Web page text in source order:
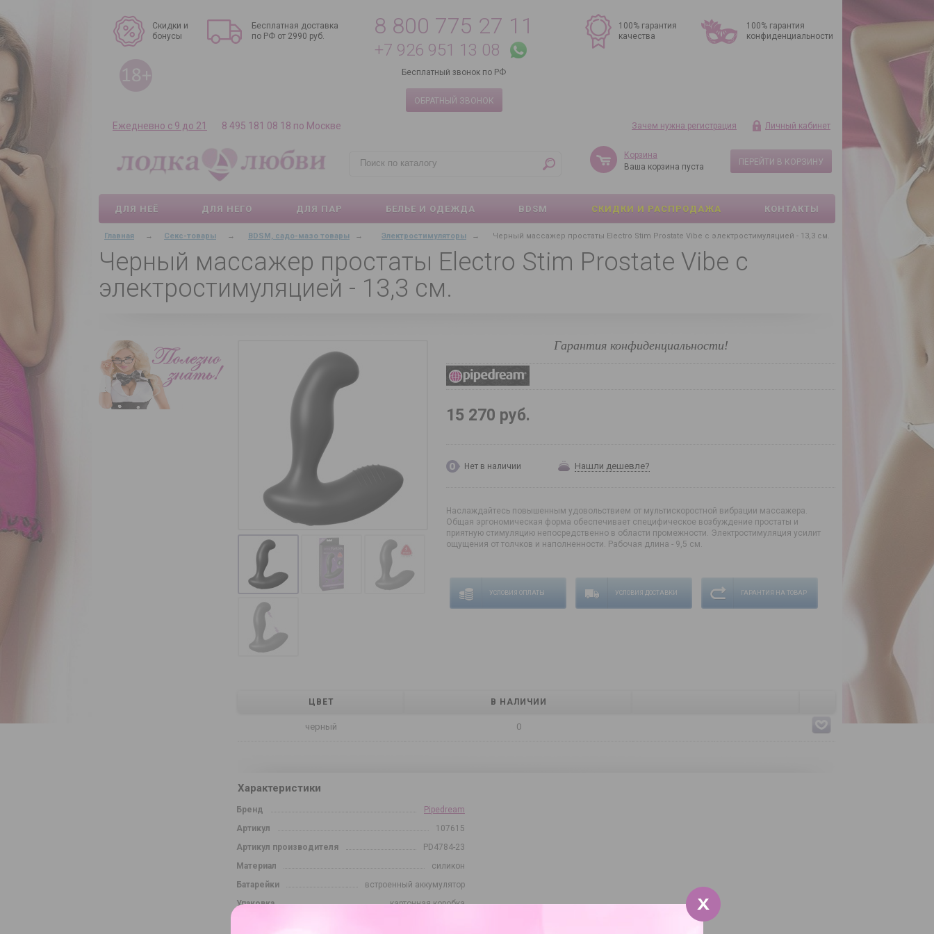
Скидки и
бонусы
Бесплатная доставка
по РФ от 2990 руб.
8 800 775 27 11
+7 926 951 13 08
Бесплатный звонок по РФ
ОБРАТНЫЙ ЗВОНОК
100% гарантия
качества
100% гарантия
конфиденциальности
Зачем нужна регистрация Личный кабинет
Ежедневно с 9 до 21 8 495 181 08 18 по Москве
Корзина
Ваша корзина пуста
ПЕРЕЙТИ В КОРЗИНУ
ДЛЯ НЕЁ ДЛЯ НЕГО ДЛЯ ПАР БЕЛЬЕ И ОДЕЖДА BDSM СКИДКИ И РАСПРОДАЖА КОНТАКТЫ
Главная → Секс-товары → BDSM, садо-мазо товары → Электростимуляторы → Черный массажер простаты Electro Stim Prostate Vibe с электростимуляцией - 13,3 см.
Черный массажер простаты Electro Stim Prostate Vibe с
электростимуляцией - 13,3 см.
Гарантия конфиденциальности!
15 270 руб.
Нет в наличии Нашли дешевле?
Наслаждайтесь повышенным удовольствием от мультискоростной вибрации массажера.
Общая эргономическая форма обеспечивает специфическое возбуждение простаты и
приятную стимуляцию непосредственно в области промежности. Электростимуляция усилит
ощущения от толчков и наполненности. Рабочая длина - 9,5 см.
УСЛОВИЯ ОПЛАТЫ УСЛОВИЯ ДОСТАВКИ ГАРАНТИЯ НА ТОВАР
ЦВЕТ В НАЛИЧИИ
черный 0
Характеристики
Бренд
Pipedream
Артикул
107615
Артикул производителя
PD4784-23
Материал
силикон
Батарейки
встроенный аккумулятор
Упаковка
картонная коробка